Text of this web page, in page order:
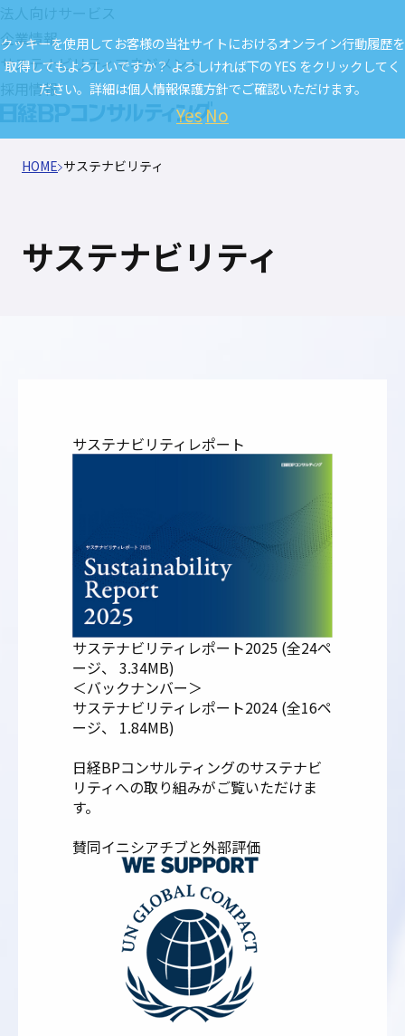
企業情報
サステナビリティマネジメント
採用情報
HOME サステナビリティ
サステナビリティ
サステナビリティレポート
サステナビリティレポート2025 (全24ペ
ージ、 3.34MB)
＜バックナンバー＞
サステナビリティレポート2024 (全16ペ
ージ、 1.84MB)
日経BPコンサルティングのサステナビ
リティへの取り組みがご覧いただけま
す。
賛同イニシアチブと外部評価
クッキーを使用してお客様の当社サイトにおけるオンライン行動履歴を
取得してもよろしいですか？ よろしければ下の YES をクリックしてく
ださい。詳細は個人情報保護方針でご確認いただけます。
YesNo